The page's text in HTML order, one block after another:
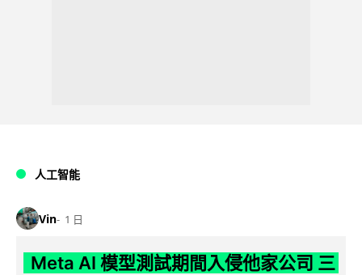
人工智能
Vin 1 日
Meta AI 模型測試期間入侵他家公司 三